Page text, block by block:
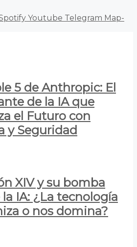
Youtube Telegram Map-
5 de Anthropic: El
de la IA que
el Futuro con
y Seguridad
XIV y su bomba
IA: ¿La tecnología
o nos domina?